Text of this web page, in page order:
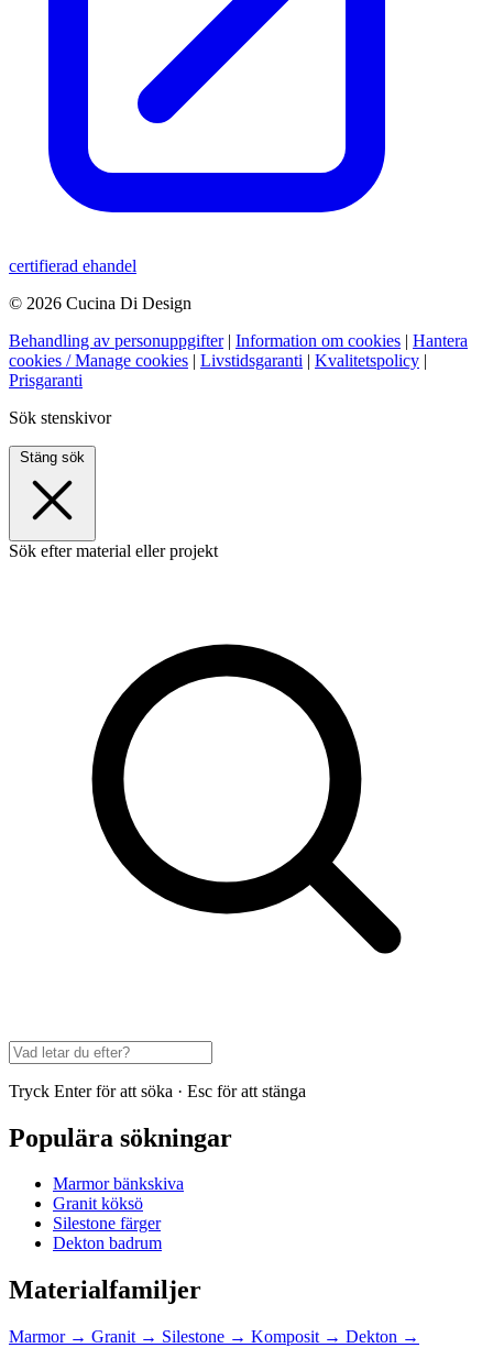
certifierad ehandel
© 2026 Cucina Di Design
Behandling av personuppgifter | Information om cookies | Hantera
cookies / Manage cookies | Livstidsgaranti | Kvalitetspolicy |
Prisgaranti
Sök stenskivor
Stäng sök
Sök efter material eller projekt
Tryck Enter för att söka · Esc för att stänga
Populära sökningar
Marmor bänkskiva
Granit köksö
Silestone färger
Dekton badrum
Materialfamiljer
Marmor → Granit → Silestone → Komposit → Dekton →